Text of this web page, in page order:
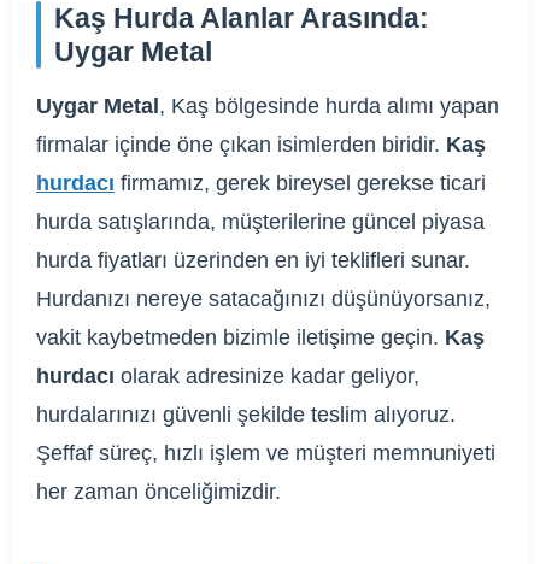
Kaş Hurda Alanlar Arasında:
Uygar Metal
Uygar Metal, Kaş bölgesinde hurda alımı yapan
firmalar içinde öne çıkan isimlerden biridir. Kaş
hurdacı firmamız, gerek bireysel gerekse ticari
hurda satışlarında, müşterilerine güncel piyasa
hurda fiyatları üzerinden en iyi teklifleri sunar.
Hurdanızı nereye satacağınızı düşünüyorsanız,
vakit kaybetmeden bizimle iletişime geçin. Kaş
hurdacı olarak adresinize kadar geliyor,
hurdalarınızı güvenli şekilde teslim alıyoruz.
Şeffaf süreç, hızlı işlem ve müşteri memnuniyeti
her zaman önceliğimizdir.